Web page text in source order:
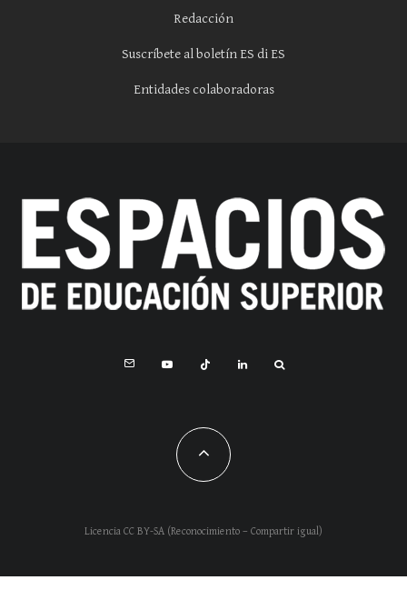
Redacción
Suscríbete al boletín ES di ES
Entidades colaboradoras
Licencia CC BY-SA (Reconocimiento – Compartir igual)